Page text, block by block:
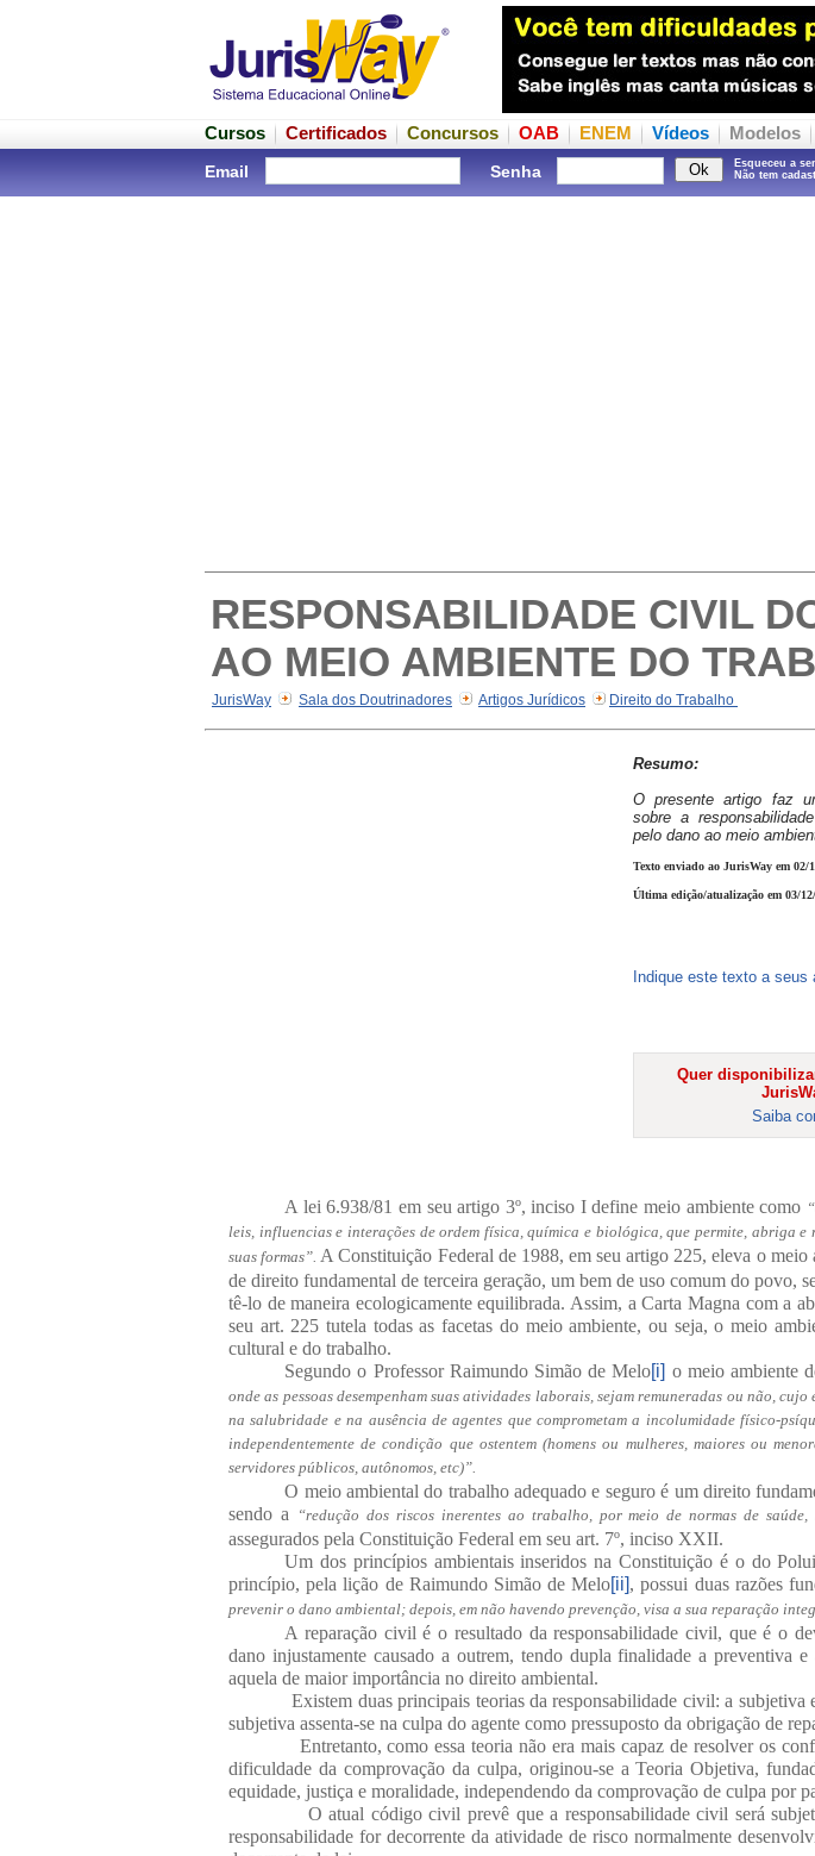
Cursos Certificados Concursos OAB ENEM Vídeos Modelos
Email Senha
Esqueceu a
Não tem
RESPONSABILIDADE CIVIL
AO MEIO AMBIENTE DO
JurisWay Sala dos Doutrinadores Artigos Jurídicos Direito do Trabalho
Resumo:
O presente artigo faz
sobre a
pelo dano ao meio
Texto enviado ao JurisWay em 02/
Última edição/atualização em 03/
Indique este texto a seus
Quer
Saiba
A lei 6.938/81 em seu artigo 3º, inciso I define meio ambiente como
leis, influencias e interações de ordem física, química e biológica, que permite, abriga e
suas formas”. A Constituição Federal de 1988, em seu artigo 225, eleva o meio
de direito fundamental de terceira geração, um bem de uso comum do povo,
tê-lo de maneira ecologicamente equilibrada. Assim, a Carta Magna com a
seu art. 225 tutela todas as facetas do meio ambiente, ou seja, o meio
cultural e do trabalho.
Segundo o Professor Raimundo Simão de Melo[i] o meio ambiente
onde as pessoas desempenham suas atividades laborais, sejam remuneradas ou não,
na salubridade e na ausência de agentes que comprometam a incolumidade físico-
independentemente de condição que ostentem (homens ou mulheres, maiores ou
servidores públicos, autônomos, etc)”.
O meio ambiental do trabalho adequado e seguro é um direito
sendo a
“redução dos riscos inerentes ao trabalho, por meio de normas de saúde,
assegurados pela Constituição Federal em seu art. 7º, inciso XXII.
Um dos princípios ambientais inseridos na Constituição é o do
princípio, pela lição de Raimundo Simão de Melo[ii], possui duas razões
prevenir o dano ambiental; depois, em não havendo prevenção, visa a sua reparação
A reparação civil é o resultado da responsabilidade civil, que é o
dano injustamente causado a outrem, tendo dupla finalidade a preventiva e
aquela de maior importância no direito ambiental.
Existem duas principais teorias da responsabilidade civil: a subjetiva
subjetiva assenta-se na culpa do agente como pressuposto da obrigação de
Entretanto, como essa teoria não era mais capaz de resolver os
dificuldade da comprovação da culpa, originou-se a Teoria Objetiva,
equidade, justiça e moralidade, independendo da comprovação de culpa por
O atual código civil prevê que a responsabilidade civil será
responsabilidade for decorrente da atividade de risco normalmente